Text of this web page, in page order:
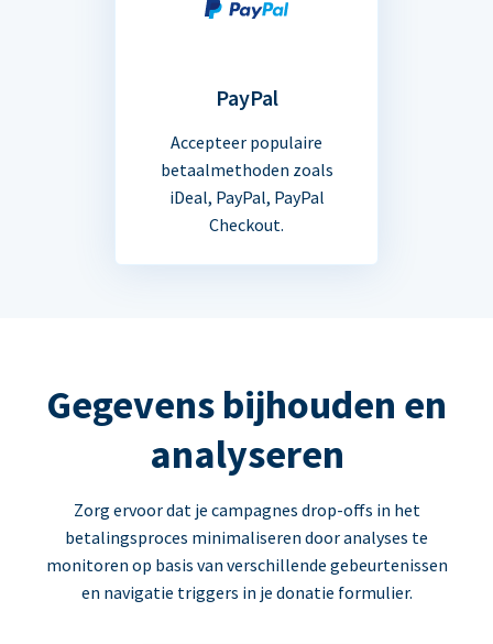
PayPal
Accepteer populaire
betaalmethoden zoals
iDeal, PayPal, PayPal
Checkout.
Gegevens bijhouden en
analyseren
Zorg ervoor dat je campagnes drop-offs in het
betalingsproces minimaliseren door analyses te
monitoren op basis van verschillende gebeurtenissen
en navigatie triggers in je donatie formulier.